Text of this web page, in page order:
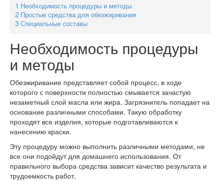
1 Необходимость процедуры и методы
2 Простые средства для обезжиривания
3 Специальные составы
Необходимость процедуры
и методы
Обезжиривание представляет собой процесс, в ходе
которого с поверхности полностью смывается зачастую
незаметный слой масла или жира. Загрязнитель попадает на
основание различными способами. Такую обработку
проходят все изделия, которые подготавливаются к
нанесению краски.
Эту процедуру можно выполнить различными методами, не
все они подойдут для домашнего использования. От
правильного выбора средства зависит качество результата и
трудоемкость работ.